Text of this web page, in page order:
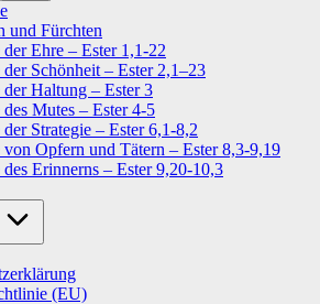
und Fürchten
Ehre – Ester 1,1-22
Schönheit – Ester 2,1–23
der Haltung – Ester 3
Mutes – Ester 4-5
Strategie – Ester 6,1-8,2
von Opfern und Tätern – Ester 8,3-9,19
Erinnerns – Ester 9,20-10,3
(EU)